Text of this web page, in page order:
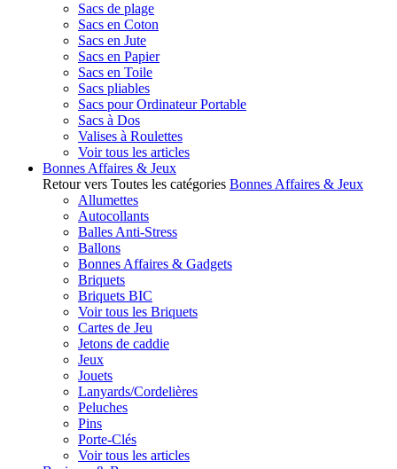
Sacs de plage
Sacs en Coton
Sacs en Jute
Sacs en Papier
Sacs en Toile
Sacs pliables
Sacs pour Ordinateur Portable
Sacs à Dos
Valises à Roulettes
Voir tous les articles
Bonnes Affaires & Jeux
Retour vers Toutes les catégories Bonnes Affaires & Jeux
Allumettes
Autocollants
Balles Anti-Stress
Ballons
Bonnes Affaires & Gadgets
Briquets
Briquets BIC
Voir tous les Briquets
Cartes de Jeu
Jetons de caddie
Jeux
Jouets
Lanyards/Cordelières
Peluches
Pins
Porte-Clés
Voir tous les articles